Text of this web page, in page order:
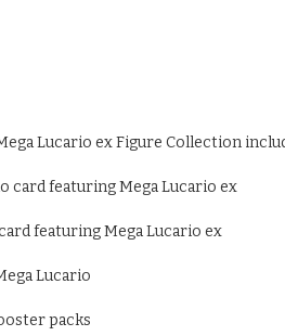
Lucario ex Figure Collection
card featuring Mega Lucario ex
featuring Mega Lucario ex
Lucario
packs